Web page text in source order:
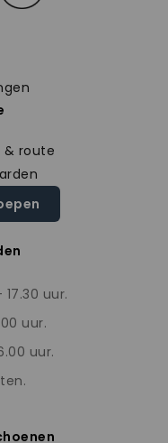
route
uur.
uur.
uur.